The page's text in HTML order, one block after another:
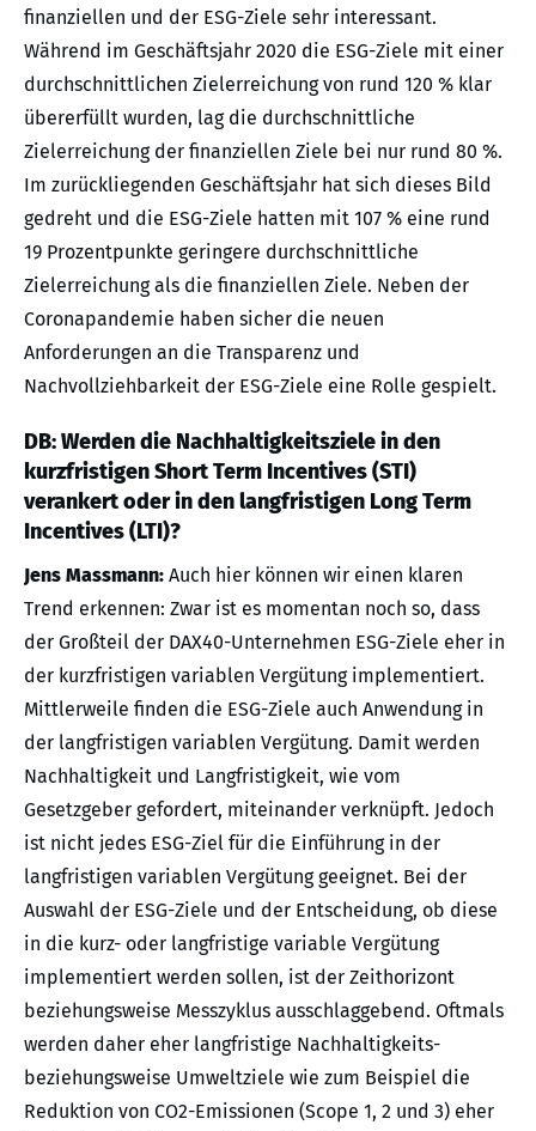
finanziellen und der ESG-Ziele sehr interessant.
Während im Geschäftsjahr 2020 die ESG-Ziele mit einer
durchschnittlichen Zielerreichung von rund 120 % klar
übererfüllt wurden, lag die durchschnittliche
Zielerreichung der finanziellen Ziele bei nur rund 80 %.
Im zurückliegenden Geschäftsjahr hat sich dieses Bild
gedreht und die ESG-Ziele hatten mit 107 % eine rund
19 Prozentpunkte geringere durchschnittliche
Zielerreichung als die finanziellen Ziele. Neben der
Coronapandemie haben sicher die neuen
Anforderungen an die Transparenz und
Nachvollziehbarkeit der ESG-Ziele eine Rolle gespielt.
DB: Werden die Nachhaltigkeitsziele in den
kurzfristigen Short Term Incentives (STI)
verankert oder in den langfristigen Long Term
Incentives (LTI)?
Jens Massmann: Auch hier können wir einen klaren
Trend erkennen: Zwar ist es momentan noch so, dass
der Großteil der DAX40-Unternehmen ESG-Ziele eher in
der kurzfristigen variablen Vergütung implementiert.
Mittlerweile finden die ESG-Ziele auch Anwendung in
der langfristigen variablen Vergütung. Damit werden
Nachhaltigkeit und Langfristigkeit, wie vom
Gesetzgeber gefordert, miteinander verknüpft. Jedoch
ist nicht jedes ESG-Ziel für die Einführung in der
langfristigen variablen Vergütung geeignet. Bei der
Auswahl der ESG-Ziele und der Entscheidung, ob diese
in die kurz- oder langfristige variable Vergütung
implementiert werden sollen, ist der Zeithorizont
beziehungsweise Messzyklus ausschlaggebend. Oftmals
werden daher eher langfristige Nachhaltigkeits-
beziehungsweise Umweltziele wie zum Beispiel die
Reduktion von CO2-Emissionen (Scope 1, 2 und 3) eher